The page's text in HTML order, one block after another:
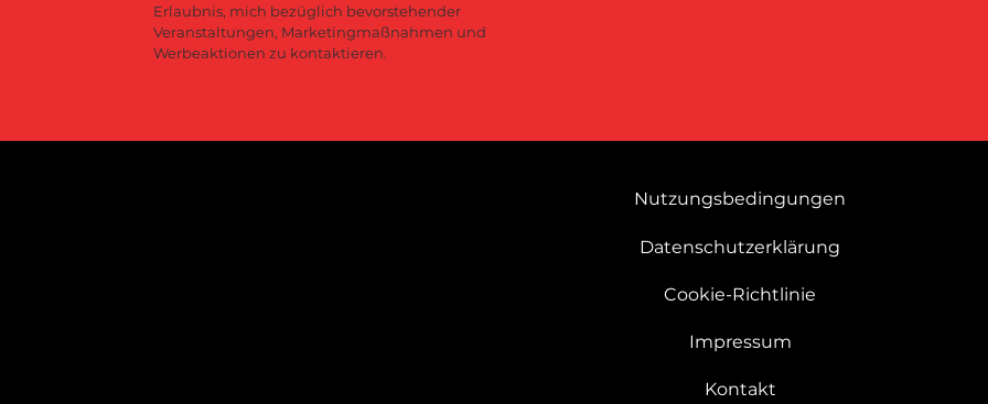
Erlaubnis, mich bezüglich bevorstehender
Veranstaltungen, Marketingmaßnahmen und
Werbeaktionen zu kontaktieren.
Nutzungsbedingungen
Datenschutzerklärung
Cookie-Richtlinie
Impressum
Kontakt